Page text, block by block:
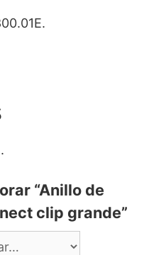
“Anillo de
clip grande”